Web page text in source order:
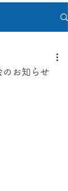
のお知らせ